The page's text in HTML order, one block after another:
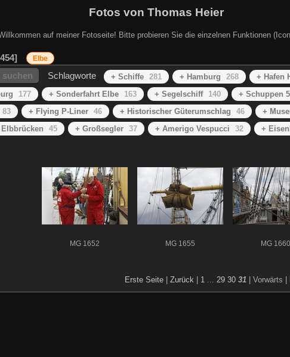
Fotos von Thomas Heier
auf meiner Fotoseite! Bitte probieren Sie die einzelnen Funktionen
454 Elbe
suchen Schlagworte + Schiffe 281 + Hamburg 268 + Hafen
177 + Sonderfahrt Elbe 163 + Segelschiff 140 + Schuppen
83 + Flying P-Liner 46 + Historischer Güterumschlag 46 +
45 + Großsegler 37 + Amerigo Vespucci 32 +
MG 1652 MG 1655 MG 1660
Erste Seite | Zurück | 1 29 30 31 | Vorwärts |